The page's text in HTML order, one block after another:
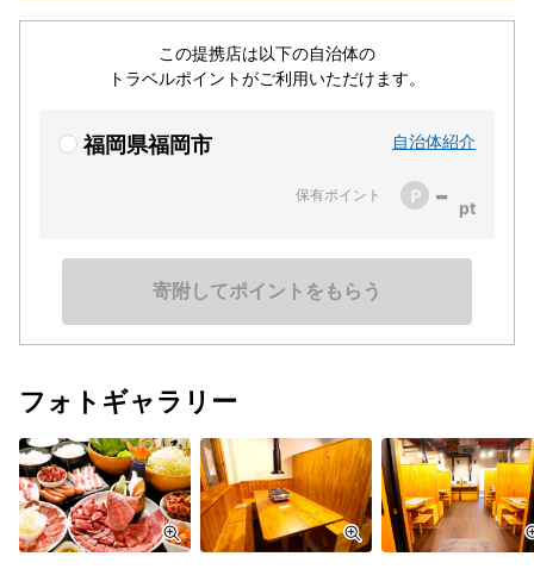
この提携店は以下の自治体の
トラベルポイントがご利用いただけます。
福岡県福岡市 自治体紹介
保有ポイント -
寄附してポイントをもらう
フォトギャラリー